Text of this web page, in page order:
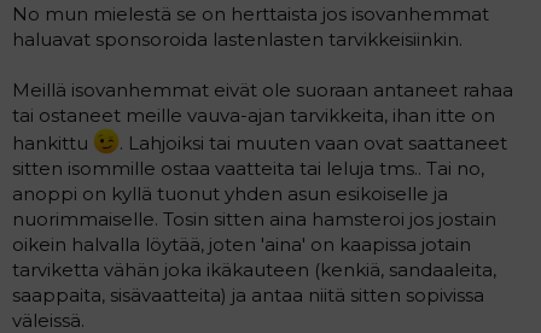
No mun mielestä se on herttaista jos isovanhemmat
haluavat sponsoroida lastenlasten tarvikkeisiinkin.
Meillä isovanhemmat eivät ole suoraan antaneet rahaa
tai ostaneet meille vauva-ajan tarvikkeita, ihan itte on
hankittu
. Lahjoiksi tai muuten vaan ovat saattaneet
sitten isommille ostaa vaatteita tai leluja tms.. Tai no,
anoppi on kyllä tuonut yhden asun esikoiselle ja
nuorimmaiselle. Tosin sitten aina hamsteroi jos jostain
oikein halvalla löytää, joten 'aina' on kaapissa jotain
tarviketta vähän joka ikäkauteen (kenkiä, sandaaleita,
saappaita, sisävaatteita) ja antaa niitä sitten sopivissa
väleissä.